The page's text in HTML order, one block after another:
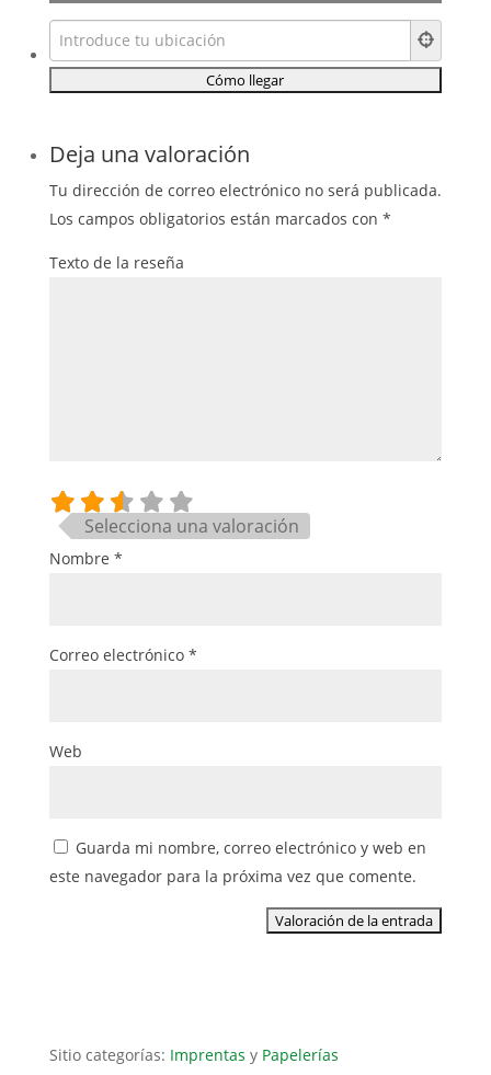
Deja una valoración
Tu dirección de correo electrónico no será publicada.
Los campos obligatorios están marcados con *
Texto de la reseña
Selecciona una valoración
Nombre *
Correo electrónico *
Web
Guarda mi nombre, correo electrónico y web en
este navegador para la próxima vez que comente.
Sitio categorías: Imprentas y Papelerías